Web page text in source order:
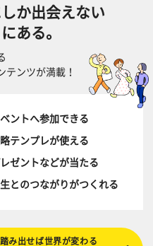
か出会えない
ある。
テンツが満載！
ントへ参加できる
テンプレが使える
ゼントなどが当たる
とのつながりがつくれる
み出せば世界が変わる